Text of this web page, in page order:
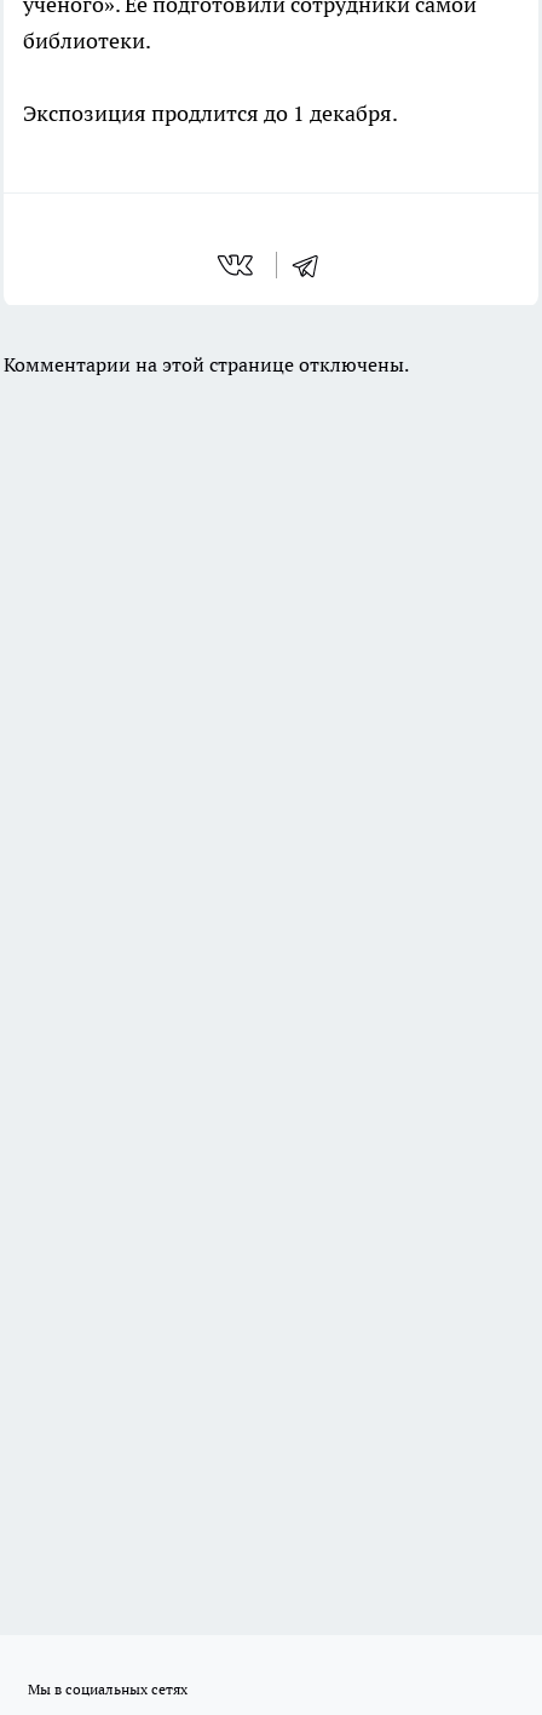
библиотеки.
Экспозиция продлится до 1 декабря.
Комментарии на этой странице отключены.
Мы в социальных сетях